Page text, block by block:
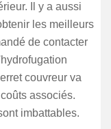
Il y a aussi
les meilleurs
de contacter
couvreur va
associés.
imbattables.